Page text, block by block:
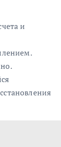
и